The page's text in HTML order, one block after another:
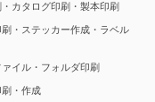
カタログ印刷・製本印刷
刷・ステッカー作成・ラベル
イル・フォルダ印刷
・作成